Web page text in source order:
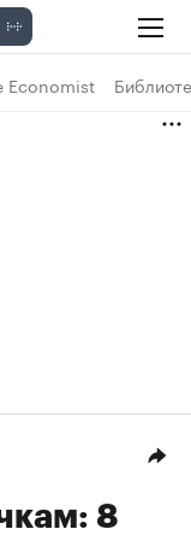
Economist
8